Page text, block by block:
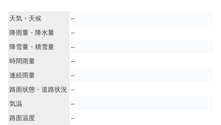
天気・天候
–
降雨量・降水量
–
降雪量・積雪量
–
時間雨量
–
連続雨量
–
路面状態・道路状況 –
気温
–
路面温度
–